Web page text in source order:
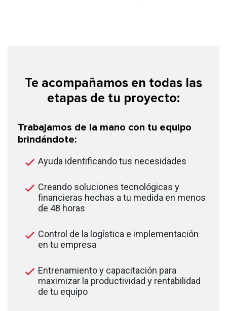
Te acompañamos en todas las
etapas de tu proyecto:
Trabajamos de la mano con tu equipo
brindándote:
Ayuda identificando tus necesidades
Creando soluciones tecnológicas y
financieras hechas a tu medida en menos
de 48 horas
Control de la logística e implementación
en tu empresa
Entrenamiento y capacitación para
maximizar la productividad y rentabilidad
de tu equipo